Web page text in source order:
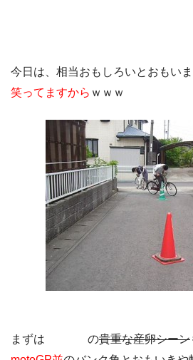
今日は、相当おもしろいとおもい
笑ってますから ｗｗｗ
まずは の貴重な産卵シーン